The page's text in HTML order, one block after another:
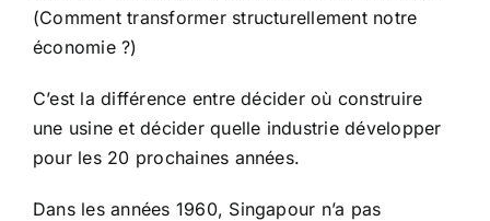
(Comment transformer structurellement notre
économie ?)
C’est la différence entre décider où construire
une usine et décider quelle industrie développer
pour les 20 prochaines années.
Dans les années 1960, Singapour n’a pas